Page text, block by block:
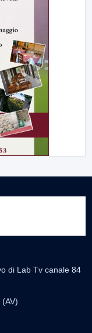
di Lab Tv canale 84